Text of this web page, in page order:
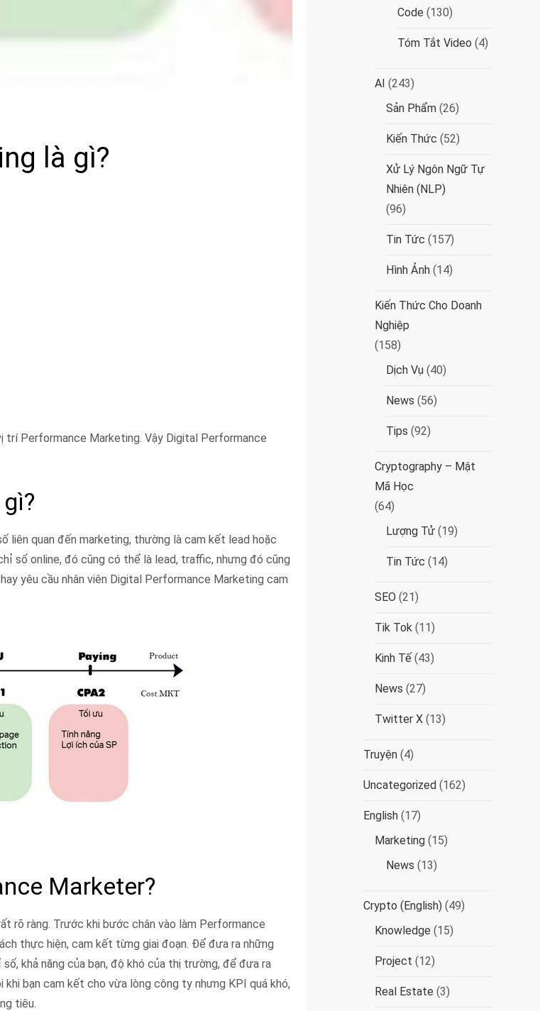
là gì?
trí Performance Marketing. Vậy Digital Performance
liên quan đến marketing, thường là cam kết lead hoặc
số online, đó cũng có thể là lead, traffic, nhưng đó cũng
yêu cầu nhân viên Digital Performance Marketing cam
Marketer?
rõ ràng. Trước khi bước chân vào làm Performance
thực hiện, cam kết từng giai đoạn. Để đưa ra những
khả năng của bạn, độ khó của thị trường, để đưa ra
bạn cam kết cho vừa lòng công ty nhưng KPI quá khó,
tiêu.
Code (130)
Tóm Tắt Video (4)
AI (243)
Sản Phẩm (26)
Kiến Thức (52)
Xử Lý Ngôn Ngữ Tự
Nhiên (NLP)
(96)
Tin Tức (157)
Hình Ảnh (14)
Kiến Thức Cho Doanh
Nghiệp
(158)
Dịch Vụ (40)
News (56)
Tips (92)
Cryptography – Mật
Mã Học
(64)
Lượng Tử (19)
Tin Tức (14)
SEO (21)
Tik Tok (11)
Kinh Tế (43)
News (27)
Twitter X (13)
Truyện (4)
Uncategorized (162)
English (17)
Marketing (15)
News (13)
Crypto (English) (49)
Knowledge (15)
Project (12)
Real Estate (3)